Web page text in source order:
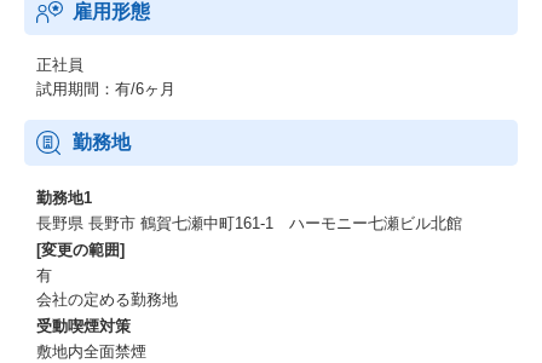
雇用形態
正社員
試用期間：有/6ヶ月
勤務地
勤務地1
長野県 長野市 鶴賀七瀬中町161-1 ハーモニー七瀬ビル北館
[変更の範囲]
有
会社の定める勤務地
受動喫煙対策
敷地内全面禁煙